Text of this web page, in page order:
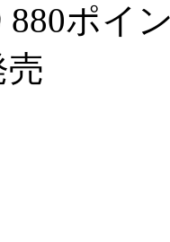
880ポイ
売